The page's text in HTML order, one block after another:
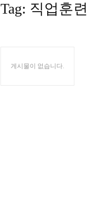
Tag: 직업훈련
게시물이 없습니다.